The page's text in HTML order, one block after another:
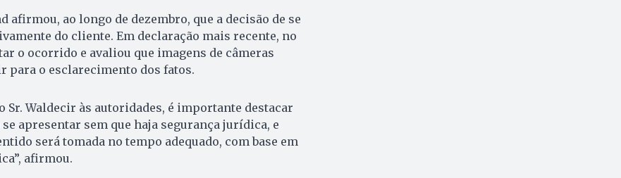
afirmou, ao longo de dezembro, que a decisão de se
do cliente. Em declaração mais recente, no
o ocorrido e avaliou que imagens de câmeras
para o esclarecimento dos fatos.
Sr. Waldecir às autoridades, é importante destacar
apresentar sem que haja segurança jurídica, e
será tomada no tempo adequado, com base em
afirmou.